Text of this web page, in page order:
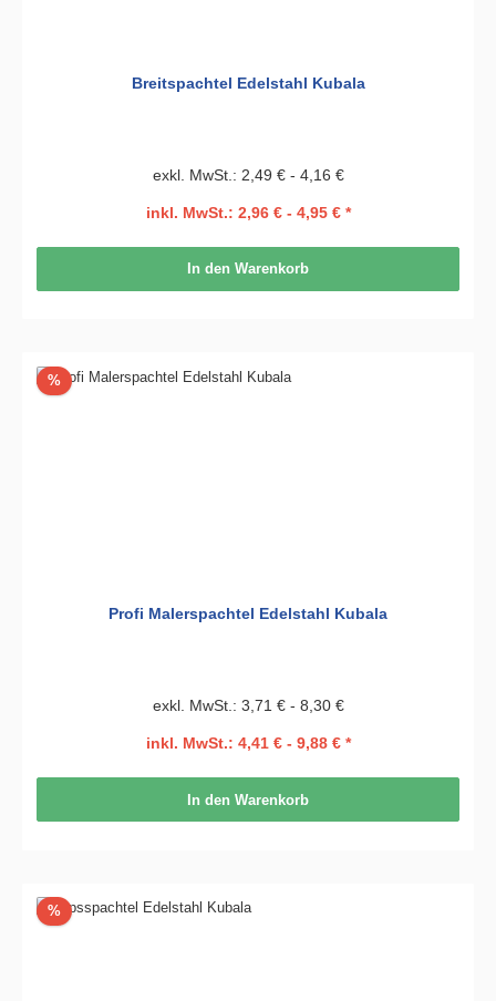
Breitspachtel Edelstahl Kubala
exkl. MwSt.: 2,49 € - 4,16 €
inkl. MwSt.: 2,96 € - 4,95 € *
In den Warenkorb
%Rabatt
Profi Malerspachtel Edelstahl Kubala
exkl. MwSt.: 3,71 € - 8,30 €
inkl. MwSt.: 4,41 € - 9,88 € *
In den Warenkorb
%Rabatt